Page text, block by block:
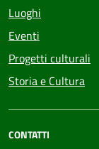
Luoghi
Eventi
Progetti culturali
Storia e Cultura
CONTATTI